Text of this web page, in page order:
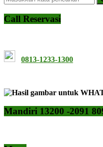
Call Reservasi
0813-1233-1300
Mandiri 13200 -2091